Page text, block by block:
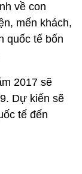
về con
mến khách,
quốc tế bốn
2017 sẽ
Dự kiến sẽ
tế đến